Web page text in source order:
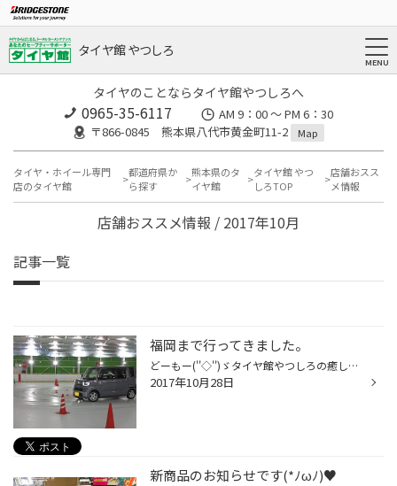
タイヤ館 やつしろ
タイヤのことならタイヤ館やつしろへ
0965-35-6117
AM 9：00 ～ PM 6：30
〒866-0845 熊本県八代市黄金町11-2
Map
タイヤ・ホイール専門
店のタイヤ館
都道府県か
ら探す
熊本県のタ
イヤ館
タイヤ館 やつ
しろTOP
店舗おスス
メ情報
店舗おススメ情報 / 2017年10月
記事一覧
福岡まで行ってきました。
どーもー(''◇'')ゞタイヤ館やつしろの癒し担当シンヤです。 24日 福岡の飯塚までスタッドレス講習に3時間かけて行って来ました。 試乗してきましたよ。 初めてのスタッドレス しかも氷上( ˘•ω•˘ ) 最初ビビッてチビリそうでしたよ。 最後の方は『うぇ～ぃ(*‘∀‘)』って楽しんでましたけどｗ ブリヂス...
2017年10月28日
新商品のお知らせです(*ﾉωﾉ)♥